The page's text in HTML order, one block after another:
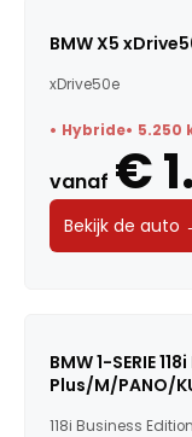
BMW X5
xDrive50e
Hybride 5.250
vanaf €
Bekijk de auto
BMW 1-SERIE
Plus/M/PANO/
118i Business